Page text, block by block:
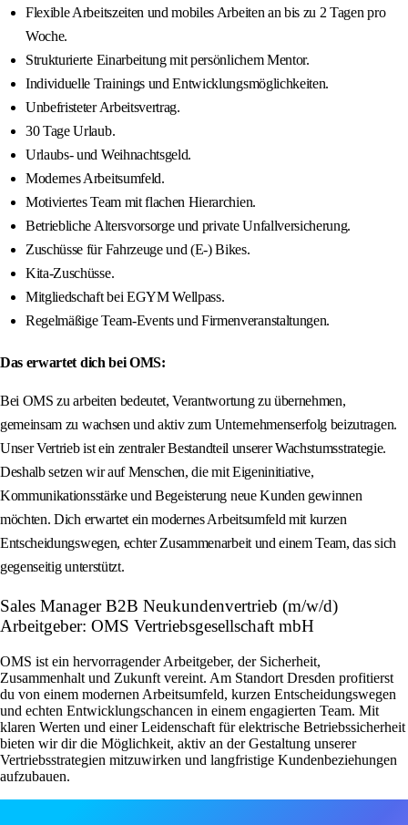
Flexible Arbeitszeiten und mobiles Arbeiten an bis zu 2 Tagen pro
Woche.
Strukturierte Einarbeitung mit persönlichem Mentor.
Individuelle Trainings und Entwicklungsmöglichkeiten.
Unbefristeter Arbeitsvertrag.
30 Tage Urlaub.
Urlaubs- und Weihnachtsgeld.
Modernes Arbeitsumfeld.
Motiviertes Team mit flachen Hierarchien.
Betriebliche Altersvorsorge und private Unfallversicherung.
Zuschüsse für Fahrzeuge und (E-) Bikes.
Kita-Zuschüsse.
Mitgliedschaft bei EGYM Wellpass.
Regelmäßige Team-Events und Firmenveranstaltungen.
Das erwartet dich bei OMS:
Bei OMS zu arbeiten bedeutet, Verantwortung zu übernehmen,
gemeinsam zu wachsen und aktiv zum Unternehmenserfolg beizutragen.
Unser Vertrieb ist ein zentraler Bestandteil unserer Wachstumsstrategie.
Deshalb setzen wir auf Menschen, die mit Eigeninitiative,
Kommunikationsstärke und Begeisterung neue Kunden gewinnen
möchten. Dich erwartet ein modernes Arbeitsumfeld mit kurzen
Entscheidungswegen, echter Zusammenarbeit und einem Team, das sich
gegenseitig unterstützt.
Sales Manager B2B Neukundenvertrieb (m/w/d)
Arbeitgeber: OMS Vertriebsgesellschaft mbH
OMS ist ein hervorragender Arbeitgeber, der Sicherheit,
Zusammenhalt und Zukunft vereint. Am Standort Dresden profitierst
du von einem modernen Arbeitsumfeld, kurzen Entscheidungswegen
und echten Entwicklungschancen in einem engagierten Team. Mit
klaren Werten und einer Leidenschaft für elektrische Betriebssicherheit
bieten wir dir die Möglichkeit, aktiv an der Gestaltung unserer
Vertriebsstrategien mitzuwirken und langfristige Kundenbeziehungen
aufzubauen.